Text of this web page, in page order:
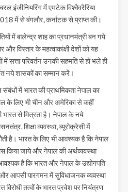
इंजीनियरिंग में एमटेक विश्वैवरैरिया
में से बंगलौर, कर्नाटक से प्राप्त की।
में बालेन्द्र शाह का प्रधानमंत्री बन गये
और विस्तार के महत्वाकांक्षी देशों को यह
सत्ता परिवर्तन उनकी सहमति से हो भले ही
नये शासकों का सम्मान करें।
में भारत की प्राथमिकता नेपाल का
के लिए भी चीन और अमेरिका से कहीं
भारत से मित्रता है। नेपाल के नये
शिक्षा व्यवस्था, ब्यूरोक्रेसी में
है। भारत के लिए भी आवश्यक है कि नेपाल
किया जाये और नेपाल की अर्थव्यवस्था
है कि भारत और नेपाल के उद्योगपति
आपसी पारगमन में सुविधाजनक व्यवस्था
विरोधी तत्वों के भारत प्रवेश पर नियंत्रण